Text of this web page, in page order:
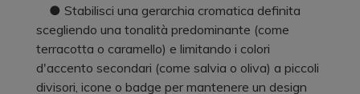
● Stabilisci una gerarchia cromatica definita
scegliendo una tonalità predominante (come
terracotta o caramello) e limitando i colori
d'accento secondari (come salvia o oliva) a piccoli
divisori, icone o badge per mantenere un design